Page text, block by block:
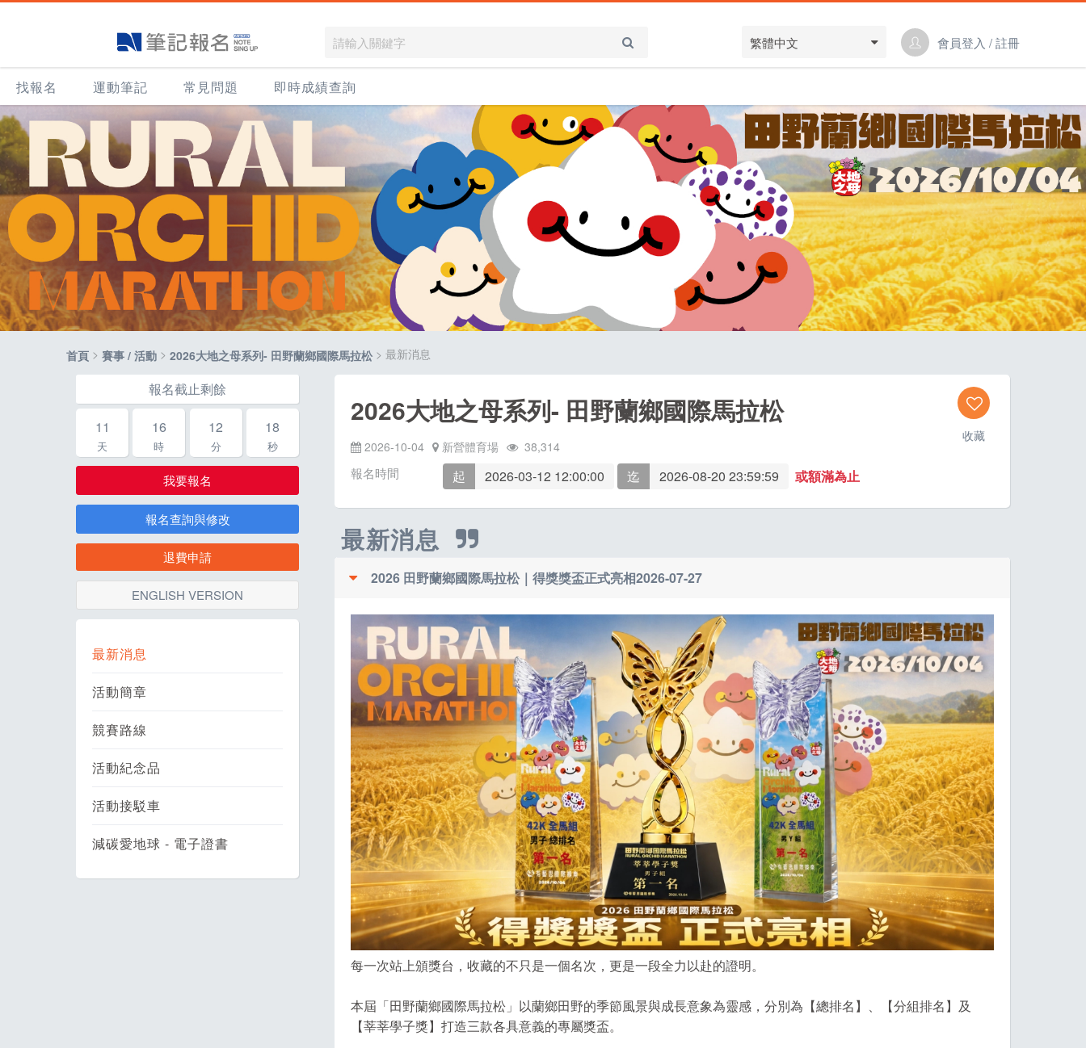
繁體中文 會員登入 / 註冊
找報名 運動筆記 常見問題 即時成績查詢
首頁 > 賽事 / 活動 > 2026大地之母系列- 田野蘭鄉國際馬拉松 > 最新消息
報名截止剩餘
11
天
16
時
12
分
17
秒
我要報名
報名查詢與修改
退費申請
ENGLISH VERSION
最新消息
活動簡章
競賽路線
活動紀念品
活動接駁車
減碳愛地球 - 電子證書
收藏
2026大地之母系列- 田野蘭鄉國際馬拉松
2026-10-04 新營體育場 38,314
報名時間 起 2026-03-12 12:00:00 迄 2026-08-20 23:59:59 或額滿為止
最新消息
2026 田野蘭鄉國際馬拉松｜得獎獎盃正式亮相2026-07-27
每一次站上頒獎台，收藏的不只是一個名次，更是一段全力以赴的證明。
本屆「田野蘭鄉國際馬拉松」以蘭鄉田野的季節風景與成長意象為靈感，分別為【總排名】、【分組排名】及
【莘莘學子獎】打造三款各具意義的專屬獎盃。